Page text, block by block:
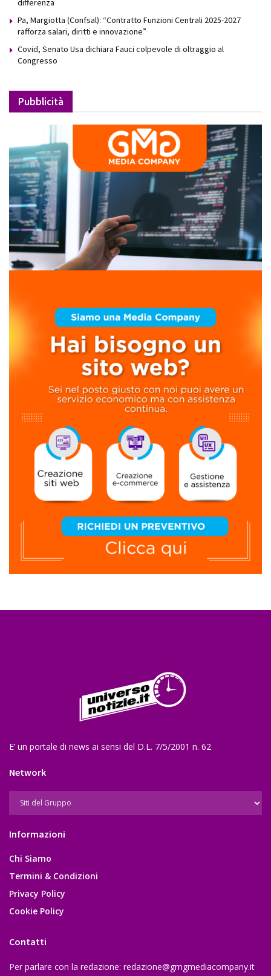
differenza
Pa, Margiotta (Confsal): “Contratto Funzioni Centrali 2025-2027
rafforza salari, diritti e innovazione”
Covid, Senato Usa dichiara Fauci colpevole di oltraggio al
Congresso
Pubblicità
E’ un portale di news ai sensi del D.L. 7/5/2001 n. 62
Network
Informazioni
Chi Siamo
Termini & Condizioni
Privacy Policy
Cookie Policy
Contatti
Per parlare con la redazione: redazione@gmgmediacompany.it